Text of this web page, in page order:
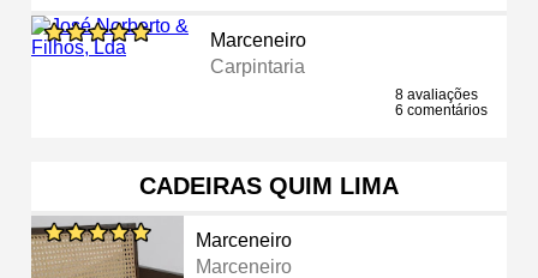
Marceneiro
Carpintaria
8 avaliações
6 comentários
CADEIRAS QUIM LIMA
Marceneiro
Marceneiro